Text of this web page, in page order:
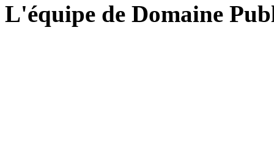
L'équipe de Domaine